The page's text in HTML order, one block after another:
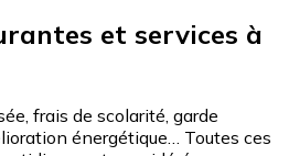
et services à
frais de scolarité, garde
énergétique… Toutes ces